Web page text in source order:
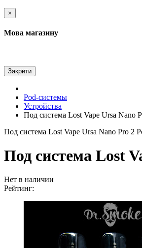
×
Мова магазину
Закрити
Pod-системы
Устройства
Под система Lost Vape Ursa Nano
Под система Lost Vape Ursa Nano Pro 2
Под система Lost
Нет в наличии
Рейтинг: